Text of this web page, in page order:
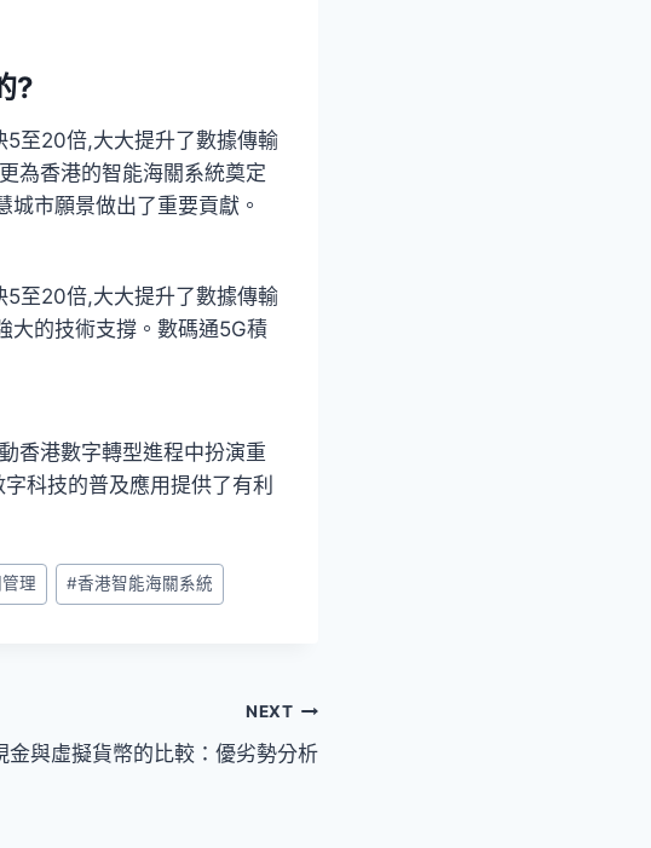
?
至20倍,大大提升了數據傳輸
為香港的智能海關系統奠定
市願景做出了重要貢獻。
至20倍,大大提升了數據傳輸
大的技術支撐。數碼通5G積
香港數字轉型進程中扮演重
科技的普及應用提供了有利
理 #香港智能海關系統
NEXT
金與虛擬貨幣的比較：優劣勢分析